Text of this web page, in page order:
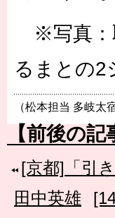
※写真：
るまとの2
（松本担当 多岐太宿
【前後の記
[京都]「引
田中英雄